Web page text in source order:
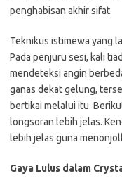
penghabisan akhir sifat.
Teknikus istimewa yang
Pada penjuru sesi, kali
mendeteksi angin
ganas dekat gelung,
bertikai melalui itu.
longsoran lebih jelas.
lebih jelas guna
Gaya Lulus dalam